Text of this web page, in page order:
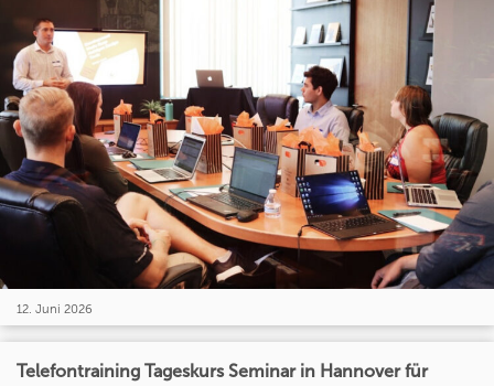
12. Juni 2026
Telefontraining Tageskurs Seminar in Hannover für